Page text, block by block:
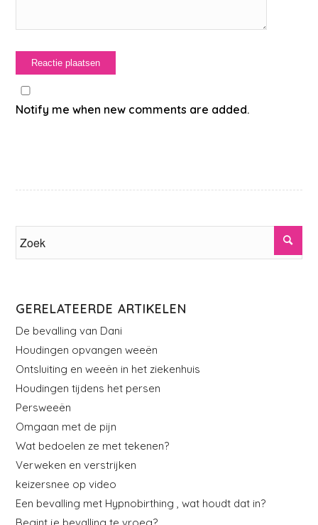
Notify me when new comments are added.
GERELATEERDE ARTIKELEN
De bevalling van Dani
Houdingen opvangen weeën
Ontsluiting en weeën in het ziekenhuis
Houdingen tijdens het persen
Persweeën
Omgaan met de pijn
Wat bedoelen ze met tekenen?
Verweken en verstrijken
keizersnee op video
Een bevalling met Hypnobirthing , wat houdt dat in?